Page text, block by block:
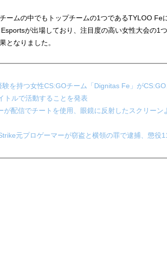
ームの中でもトップチームの1つであるTYLOO Fe
が出場しており、注目度の高い女性大会の1つ
となりました。
を持つ女性CS:GOチーム「Dignitas Fe」がCS:GO
トルで活動することを発表
が配信でチートを使用、眼鏡に反射したスクリーン
元プロゲーマーが窃盗と横領の罪で逮捕、懲役